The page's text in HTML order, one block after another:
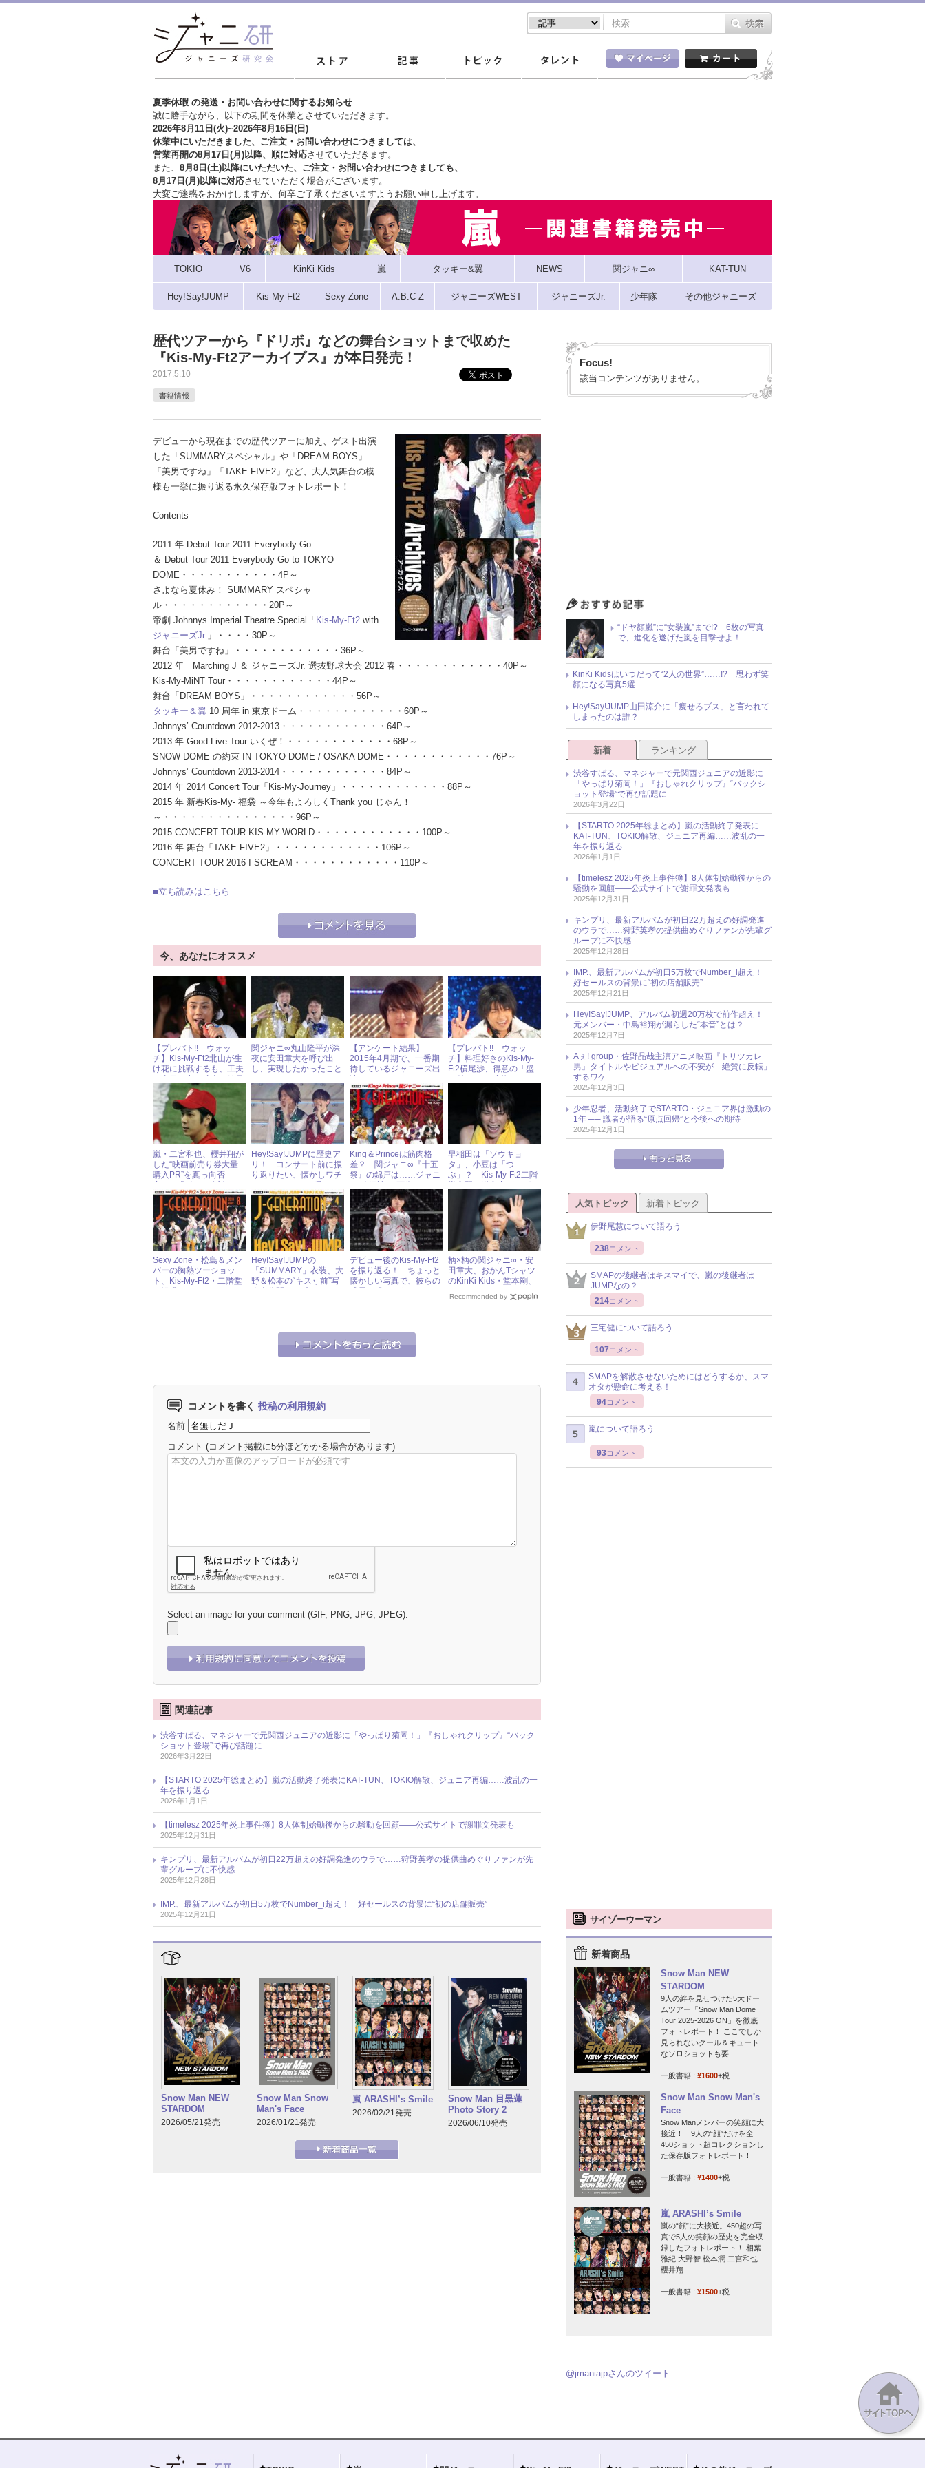
夏季休暇 の発送・お問い合わせに関するお知らせ
誠に勝手ながら、以下の期間を休業とさせていただきます。
2026年8月11日(火)~2026年8月16日(日)
休業中にいただきました、ご注文・お問い合わせにつきましては、
営業再開の8月17日(月)以降、順に対応させていただきます。
また、 8月8日(土)以降にいただいた、ご注文・ お問い合わせにつきましても、
8月17日(月)以降に対応させていただく場合がございます。
大変ご迷惑をおかけしますが、 何卒ご了承くださいますようお願い申し上げます。
TOKIO V6 KinKi Kids 嵐 タッキー&翼 NEWS 関ジャニ∞ KAT-TUN
Hey!Say!JUMP Kis-My-Ft2 Sexy Zone A.B.C-Z ジャニーズWEST ジャニーズJr. 少年隊 その他ジャニーズ
歴代ツアーから『ドリボ』などの舞台ショットまで収めた
『Kis-My-Ft2アーカイブス』が本日発売！
2017.5.10
書籍情報
デビューから現在までの歴代ツアーに加え、ゲスト出演
した「SUMMARYスペシャル」や「DREAM BOYS」
「美男ですね」「TAKE FIVE2」など、大人気舞台の模
様も一挙に振り返る永久保存版フォトレポート！
Contents
2011 年 Debut Tour 2011 Everybody Go
＆ Debut Tour 2011 Everybody Go to TOKYO
DOME・・・・・・・・・・・4P～
さよなら夏休み！ SUMMARY スペシャ
ル・・・・・・・・・・・・20P～
帝劇 Johnnys Imperial Theatre Special「 Kis-My-Ft2 with
ジャニーズJr. 」・・・・30P～
舞台「美男ですね」・・・・・・・・・・・・36P～
2012 年 Marching J ＆ ジャニーズJr. 選抜野球大会 2012 春・・・・・・・・・・・・40P～
Kis-My-MiNT Tour・・・・・・・・・・・・44P～
舞台「DREAM BOYS」・・・・・・・・・・・・56P～
タッキー＆翼 10 周年 in 東京ドーム・・・・・・・・・・・・60P～
Johnnys’ Countdown 2012-2013・・・・・・・・・・・・64P～
2013 年 Good Live Tour いくぜ！・・・・・・・・・・・・68P～
SNOW DOME の約束 IN TOKYO DOME / OSAKA DOME・・・・・・・・・・・・76P～
Johnnys’ Countdown 2013-2014・・・・・・・・・・・・84P～
2014 年 2014 Concert Tour「Kis-My-Journey」・・・・・・・・・・・・88P～
2015 年 新春Kis-My- 福袋 ～今年もよろしくThank you じゃん！
～・・・・・・・・・・・・・・・96P～
2015 CONCERT TOUR KIS-MY-WORLD・・・・・・・・・・・・100P～
2016 年 舞台「TAKE FIVE2」・・・・・・・・・・・・106P～
CONCERT TOUR 2016 I SCREAM・・・・・・・・・・・・110P～
■立ち読みはこちら
今、あなたにオススメ
【プレバト!! ウォッ
チ】Kis-My-Ft2北山が生
け花に挑戦するも、工夫
に!?
関ジャニ∞丸山隆平が深
夜に安田章大を呼び出
し、実現したかったこと
【アンケート結果】
2015年4月期で、一番期
待しているジャニーズ出
【プレバト!! ウォッ
チ】料理好きのKis-My-
Ft2横尾渉、得意の「盛
嵐・二宮和也、櫻井翔が
した“映画前売り券大量
購入PR”を真っ向否
い」！
Hey!Say!JUMPに歴史ア
リ！ コンサート前に振
り返りたい、懐かしワチ
King＆Princeは筋肉格
差？ 関ジャニ∞『十五
祭』の錦戸は……ジャニ
早稲田は「ソウキョ
タ」、小豆は「つ
ぶ」？ Kis-My-Ft2二階
Sexy Zone・松島＆メン
バーの胸熱ツーショッ
ト、Kis-My-Ft2・二階堂
Hey!Say!JUMPの
「SUMMARY」衣装、大
野＆松本の“キス寸前”写
デビュー後のKis-My-Ft2
を振り返る！ ちょっと
懐かしい写真で、彼らの
柄×柄の関ジャニ∞・安
田章大、おかんTシャツ
のKinKi Kids・堂本剛、
Recommended by
コメントを書く 投稿の利用規約
名前
コメント (コメント掲載に5分ほどかかる場合があります)
Select an image for your comment (GIF, PNG, JPG, JPEG):
関連記事
渋谷すばる、マネジャーで元関西ジュニアの近影に「やっぱり菊岡！」『おしゃれクリップ』“バック
ショット登場”で再び話題に
2026年3月22日
【STARTO 2025年総まとめ】嵐の活動終了発表にKAT-TUN、TOKIO解散、ジュニア再編……波乱の一
年を振り返る
2026年1月1日
【timelesz 2025年炎上事件簿】8人体制始動後からの騒動を回顧――公式サイトで謝罪文発表も
2025年12月31日
キンプリ、最新アルバムが初日22万超えの好調発進のウラで……狩野英孝の提供曲めぐりファンが先
輩グループに不快感
2025年12月28日
IMP.、最新アルバムが初日5万枚でNumber_i超え！ 好セールスの背景に“初の店舗販売”
2025年12月21日
Snow Man NEW
STARDOM
2026/05/21発売
Snow Man Snow
Man's Face
2026/01/21発売
嵐 ARASHI’s Smile
2026/02/21発売
Snow Man 目黒蓮
Photo Story 2
2026/06/10発売
Focus!
該当コンテンツがありません。
“ドヤ顔嵐”に“女装嵐”まで!? 6枚の写真
で、進化を遂げた嵐を目撃せよ！
KinKi Kidsはいつだって“2人の世界”……!? 思わず笑
顔になる写真5選
Hey!Say!JUMP山田涼介に「痩せろブス」と言われて
しまったのは誰？
新着 ランキング
渋谷すばる、マネジャーで元関西ジュニアの近影に
「やっぱり菊岡！」『おしゃれクリップ』“バックシ
ョット登場”で再び話題に
2026年3月22日
【STARTO 2025年総まとめ】嵐の活動終了発表に
KAT-TUN、TOKIO解散、ジュニア再編……波乱の一
年を振り返る
2026年1月1日
【timelesz 2025年炎上事件簿】8人体制始動後からの
騒動を回顧――公式サイトで謝罪文発表も
2025年12月31日
キンプリ、最新アルバムが初日22万超えの好調発進
のウラで……狩野英孝の提供曲めぐりファンが先輩グ
ループに不快感
2025年12月28日
IMP.、最新アルバムが初日5万枚でNumber_i超え！
好セールスの背景に“初の店舗販売”
2025年12月21日
Hey!Say!JUMP、アルバム初週20万枚で前作超え！
元メンバー・中島裕翔が漏らした“本音”とは？
2025年12月7日
Aぇ! group・佐野晶哉主演アニメ映画『トリツカレ
男』タイトルやビジュアルへの不安が「絶賛に反転」
するワケ
2025年12月3日
少年忍者、活動終了でSTARTO・ジュニア界は激動の
1年 ── 識者が語る“原点回帰”と今後への期待
2025年12月1日
人気トピック 新着トピック
伊野尾慧について語ろう
238コメント
SMAPの後継者はキスマイで、嵐の後継者は
JUMPなの？
214コメント
三宅健について語ろう
107 コメント
SMAPを解散させないためにはどうするか、スマ
オタが懸命に考える！
94コメント
嵐について語ろう
93コメント
サイゾーウーマン
新着商品
Snow Man NEW
STARDOM
9人の絆を見せつけた5大ドー
ムツアー「Snow Man Dome
Tour 2025-2026 ON」を徹底
フォトレポート！ ここでしか
見られないクール＆キュート
なソロショットも要...
一般書籍 : ¥1600+税
Snow Man Snow Man's
Face
Snow Manメンバーの笑顔に大
接近！ 9人の“顔”だけを全
450ショット超コレクションし
た保存版フォトレポート！
一般書籍 : ¥1400+税
嵐 ARASHI’s Smile
嵐の“顔”に大接近。450超の写
真で5人の笑顔の歴史を完全収
録したフォトレポート！ 相葉
雅紀 大野智 松本潤 二宮和也
櫻井翔
一般書籍 : ¥1500+税
@jmaniajpさんのツイート